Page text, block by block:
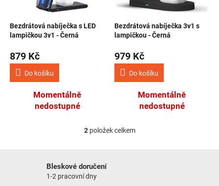
Bezdrátová nabíječka s LED
lampičkou 3v1 - Černá
879 Kč
Do košíku
Momentálně
nedostupné
Bezdrátová nabíječka 3v1 s
lampičkou - Černá
979 Kč
Do košíku
Momentálně
nedostupné
Ovládací prvky výpisu
2položek celkem
Bleskové doručení
1-2 pracovní dny